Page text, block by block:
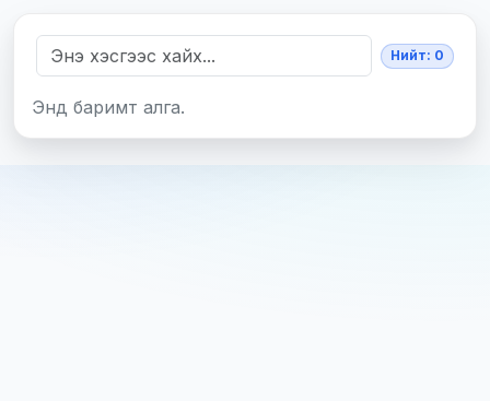
Нийт: 0
Энд баримт алга.